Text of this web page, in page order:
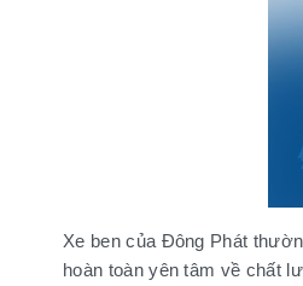
Xe ben của Đông Phát
hoàn toàn yên tâm về chất